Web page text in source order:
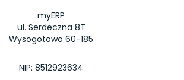
myERP
ul. Serdeczna 8T
Wysogotowo 60-185
NIP: 8512923634